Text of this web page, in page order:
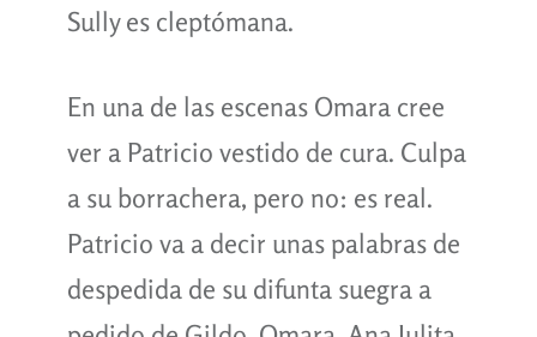
Sully es cleptómana.
En una de las escenas Omara cree
ver a Patricio vestido de cura. Culpa
a su borrachera, pero no: es real.
Patricio va a decir unas palabras de
despedida de su difunta suegra a